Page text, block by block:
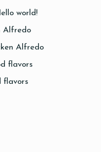
world!
Alfredo
Alfredo
flavors
flavors